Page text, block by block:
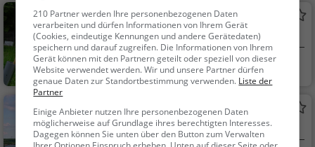
Bogenschießen im Kochsatreff
Freizeitaktivität in Spremberg
Spremberg
Familie & Kinder
Spreetaler See
See in Elsterheide
210 Partner werden Ihre personenbezogenen Daten
verarbeiten und dürfen Informationen von Ihrem Gerät
(Cookies, eindeutige Kennungen und andere Gerätedaten)
speichern und darauf zugreifen. Die Informationen von Ihrem
Gerät können mit den Partnern geteilt oder speziell von dieser
Website verwendet werden. Wir und unsere Partner dürfen
genaue Daten zur Standortbestimmung verwenden. Liste der
Partner
Einige Anbieter nutzen Ihre personenbezogenen Daten
möglicherweise auf Grundlage ihres berechtigten Interesses.
Dagegen können Sie unten über den Button zum Verwalten